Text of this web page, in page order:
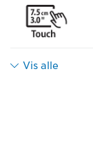
Vis alle